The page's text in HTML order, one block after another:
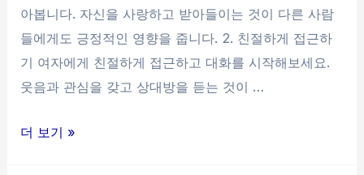
방
법
아봅니다. 자신을 사랑하고 받아들이는 것이 다른 사람
들에게도 긍정적인 영향을 줍니다. 2. 친절하게 접근하
기 여자에게 친절하게 접근하고 대화를 시작해보세요.
웃음과 관심을 갖고 상대방을 듣는 것이 …
좋
더 보기 »